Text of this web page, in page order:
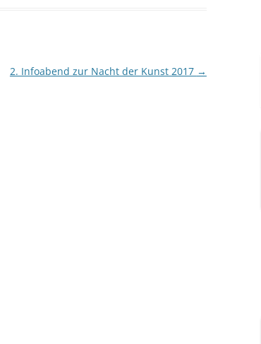
2. Infoabend zur Nacht der Kunst 2017 →